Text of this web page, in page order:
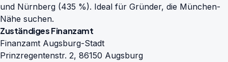
und Nürnberg (435 %). Ideal für Gründer, die München-
Nähe suchen.
Zuständiges Finanzamt
Finanzamt Augsburg-Stadt
Prinzregentenstr. 2, 86150 Augsburg